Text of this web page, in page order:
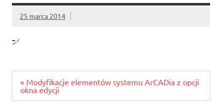
25 marca 2014
Nawigacja
wpisu
« Modyfikacje elementów systemu ArCADia z opcji
okna edycji